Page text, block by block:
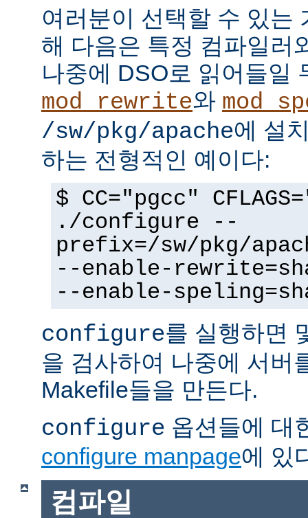
여러분이 선택할 수 있는
해 다음은 특정 컴파일러
나중에 DSO로 읽어들일
mod_rewrite와
/sw/pkg/apache에 설
하는 전형적인 예이다:
$ CC="pgcc"
./configure --
prefix=/sw/pkg/
--enable-
--enable-
configure를 실행하면
을 검사하여 나중에 서버
Makefile들을 만든다.
configure 옵션들에 대
configure manpage에 있
컴파일